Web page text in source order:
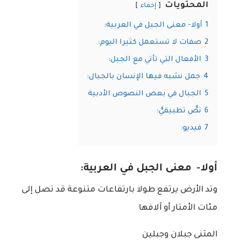
المحتويات إخفاء
1 أولا- معنى الجبل في العربية:
2 صفات لا تستعمل كثيرا اليوم:
3 الأفعال التي تأتي مع الجبل:
4 جمل نشبه فيها الإنسان بالجبال:
5 الجبال في بعض النصوص الأدبية
6 نصٌّ تطبيقيٌّ:
7 فيديو:
أولا- معنى الجبل في العربية:
وتد الأرض يرتفع طولا بارتفاعات متنوعة قد تصل إلى
مئات الأمتار أو آلافها
المثنى جبلان وجبلين